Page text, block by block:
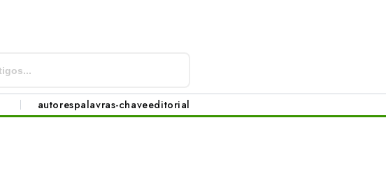
autorespalavras-chaveeditorial